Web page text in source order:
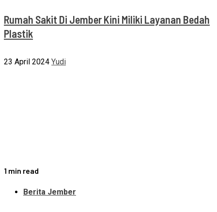
Rumah Sakit Di Jember Kini Miliki Layanan Bedah
Plastik
23 April 2024 Yudi
1 min read
Berita Jember